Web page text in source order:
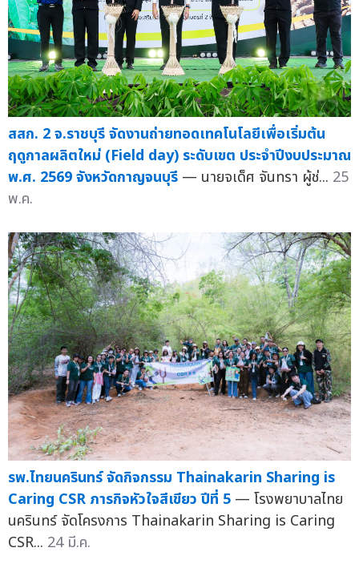
สสก. 2 จ.ราชบุรี จัดงานถ่ายทอดเทคโนโลยีเพื่อเริ่มต้น
ฤดูกาลผลิตใหม่ (Field day) ระดับเขต ประจำปีงบประมาณ
พ.ศ. 2569 จังหวัดกาญจนบุรี — นายจเด็ศ จันทรา ผู้ช่... 25
พ.ค.
รพ.ไทยนครินทร์ จัดกิจกรรม Thainakarin Sharing is
Caring CSR ภารกิจหัวใจสีเขียว ปีที่ 5 — โรงพยาบาลไทย
นครินทร์ จัดโครงการ Thainakarin Sharing is Caring
CSR... 24 มี.ค.